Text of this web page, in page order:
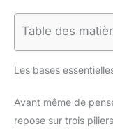
Table des
Les bases
Avant même de
repose sur trois